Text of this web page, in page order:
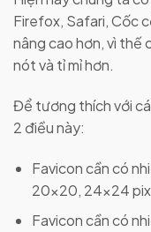
Firefox, Safari, Cốc
nâng cao hơn, vì thế
nót và tỉ mỉ hơn.
Để tương thích với
2 điều này:
Favicon cần có
20×20, 24×24
Favicon cần có